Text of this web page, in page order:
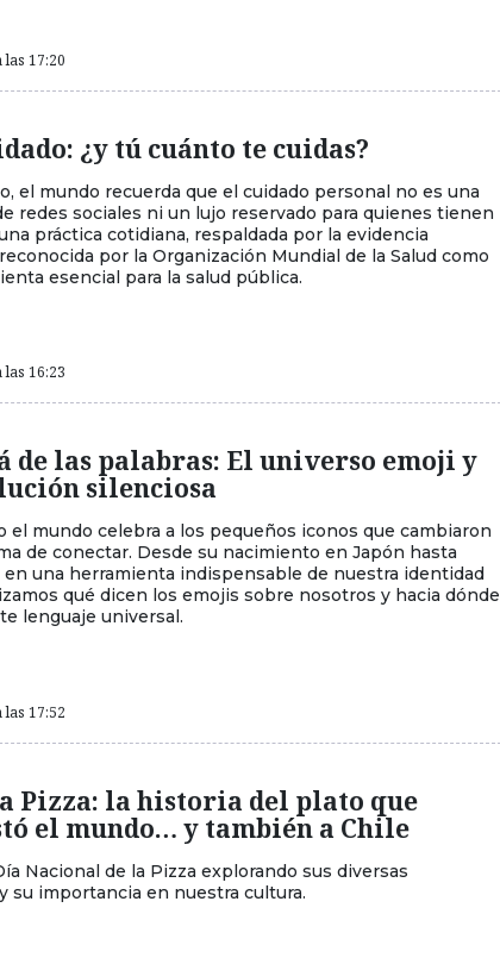
las 17:20
¿y tú cuánto te cuidas?
el mundo recuerda que el cuidado personal no es una
redes sociales ni un lujo reservado para quienes tienen
práctica cotidiana, respaldada por la evidencia
por la Organización Mundial de la Salud como
esencial para la salud pública.
las 16:23
de las palabras: El universo emoji y
silenciosa
el mundo celebra a los pequeños iconos que cambiaron
de conectar. Desde su nacimiento en Japón hasta
una herramienta indispensable de nuestra identidad
qué dicen los emojis sobre nosotros y hacia dónde
lenguaje universal.
las 17:52
Pizza: la historia del plato que
el mundo… y también a Chile
Nacional de la Pizza explorando sus diversas
su importancia en nuestra cultura.